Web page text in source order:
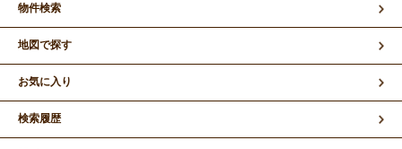
物件検索
地図で探す
お気に入り
検索履歴